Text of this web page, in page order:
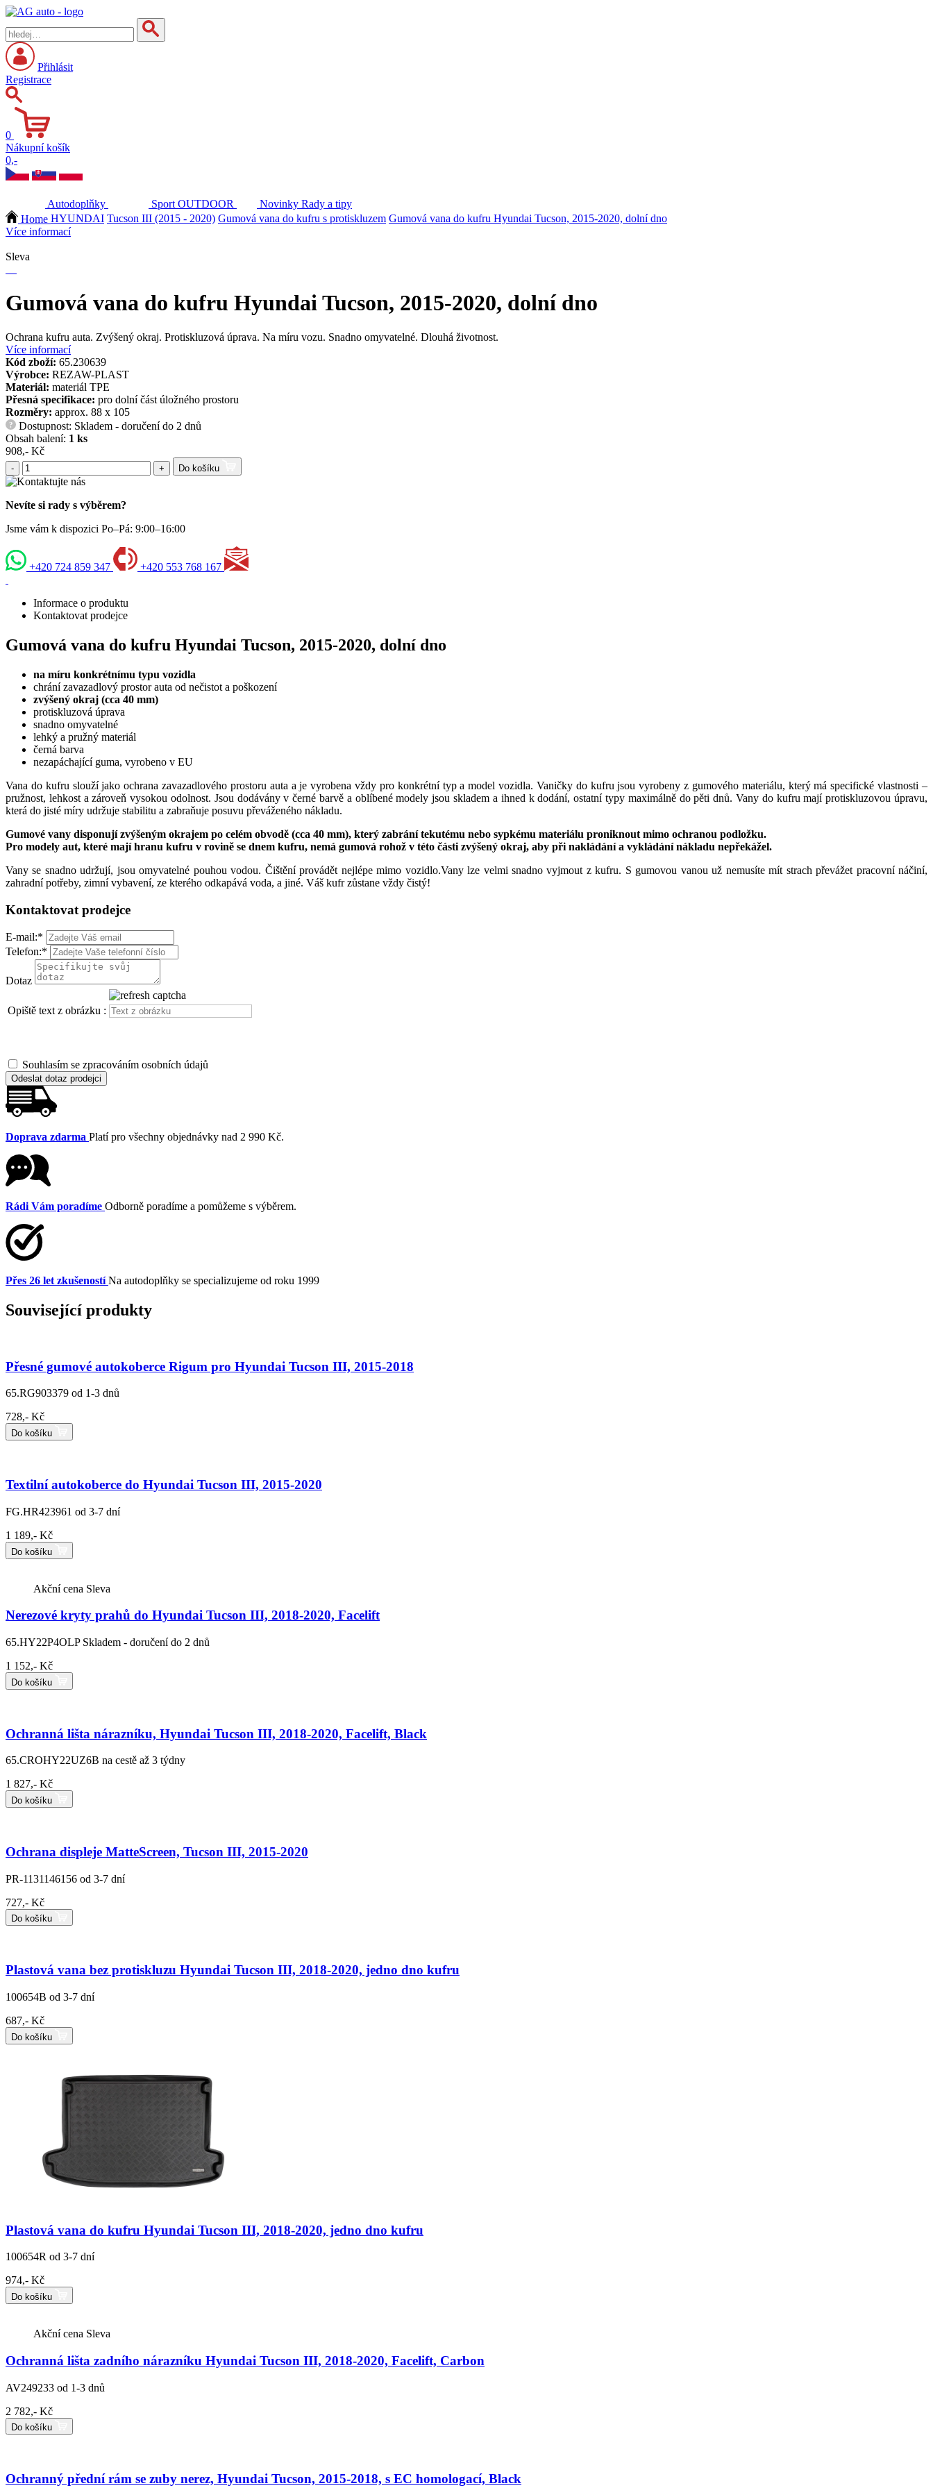
Přihlásit
Registrace
0
Nákupní košík
0,-
Autodoplňky Sport OUTDOOR Novinky Rady a tipy
Home HYUNDAI Tucson III (2015 - 2020) Gumová vana do kufru s protiskluzem Gumová vana do kufru Hyundai Tucson, 2015-2020, dolní dno
Více informací
Sleva
Gumová vana do kufru Hyundai Tucson, 2015-2020, dolní dno
Ochrana kufru auta. Zvýšený okraj. Protiskluzová úprava. Na míru vozu. Snadno omyvatelné. Dlouhá životnost.
Více informací
Kód zboží: 65.230639
Výrobce: REZAW-PLAST
Materiál: materiál TPE
Přesná specifikace: pro dolní část úložného prostoru
Rozměry: approx. 88 x 105
?
Dostupnost: Skladem - doručení do 2 dnů
Obsah balení: 1 ks
908,- Kč
- + Do košíku
Nevíte si rady s výběrem?
Jsme vám k dispozici Po–Pá: 9:00–16:00
+420 724 859 347 +420 553 768 167
Informace o produktu
Kontaktovat prodejce
Gumová vana do kufru Hyundai Tucson, 2015-2020, dolní dno
na míru konkrétnímu typu vozidla
chrání zavazadlový prostor auta od nečistot a poškození
zvýšený okraj (cca 40 mm)
protiskluzová úprava
snadno omyvatelné
lehký a pružný materiál
černá barva
nezapáchající guma, vyrobeno v EU
Vana do kufru slouží jako ochrana zavazadlového prostoru auta a je vyrobena vždy pro konkrétní typ a model vozidla. Vaničky do kufru jsou vyrobeny z gumového materiálu, který má specifické vlastnosti –
pružnost, lehkost a zároveň vysokou odolnost. Jsou dodávány v černé barvě a oblíbené modely jsou skladem a ihned k dodání, ostatní typy maximálně do pěti dnů. Vany do kufru mají protiskluzovou úpravu,
která do jisté míry udržuje stabilitu a zabraňuje posuvu převáženého nákladu.
Gumové vany disponují zvýšeným okrajem po celém obvodě (cca 40 mm), který zabrání tekutému nebo sypkému materiálu proniknout mimo ochranou podložku.
Pro modely aut, které mají hranu kufru v rovině se dnem kufru, nemá gumová rohož v této části zvýšený okraj, aby při nakládání a vykládání nákladu nepřekážel.
Vany se snadno udržují, jsou omyvatelné pouhou vodou. Čištění provádět nejlépe mimo vozidlo.Vany lze velmi snadno vyjmout z kufru. S gumovou vanou už nemusíte mít strach převážet pracovní náčiní,
zahradní potřeby, zimní vybavení, ze kterého odkapává voda, a jiné. Váš kufr zůstane vždy čistý!
Kontaktovat prodejce
E-mail:*
Telefon:*
Dotaz
Opiště text z obrázku :
Souhlasím se zpracováním osobních údajů
Odeslat dotaz prodejci
Doprava zdarma Platí pro všechny objednávky nad 2 990 Kč.
Rádi Vám poradíme Odborně poradíme a pomůžeme s výběrem.
Přes 26 let zkušeností Na autodoplňky se specializujeme od roku 1999
Související produkty
Přesné gumové autokoberce Rigum pro Hyundai Tucson III, 2015-2018
65.RG903379 od 1-3 dnů
728,- Kč
Do košíku
Textilní autokoberce do Hyundai Tucson III, 2015-2020
FG.HR423961 od 3-7 dní
1 189,- Kč
Do košíku
Akční cena Sleva
Nerezové kryty prahů do Hyundai Tucson III, 2018-2020, Facelift
65.HY22P4OLP Skladem - doručení do 2 dnů
1 152,- Kč
Do košíku
Ochranná lišta nárazníku, Hyundai Tucson III, 2018-2020, Facelift, Black
65.CROHY22UZ6B na cestě až 3 týdny
1 827,- Kč
Do košíku
Ochrana displeje MatteScreen, Tucson III, 2015-2020
PR-1131146156 od 3-7 dní
727,- Kč
Do košíku
Plastová vana bez protiskluzu Hyundai Tucson III, 2018-2020, jedno dno kufru
100654B od 3-7 dní
687,- Kč
Do košíku
Plastová vana do kufru Hyundai Tucson III, 2018-2020, jedno dno kufru
100654R od 3-7 dní
974,- Kč
Do košíku
Akční cena Sleva
Ochranná lišta zadního nárazníku Hyundai Tucson III, 2018-2020, Facelift, Carbon
AV249233 od 1-3 dnů
2 782,- Kč
Do košíku
Ochranný přední rám se zuby nerez, Hyundai Tucson, 2015-2018, s EC homologací, Black